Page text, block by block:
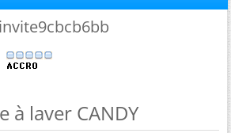
invite9cbcb6bb
à laver CANDY